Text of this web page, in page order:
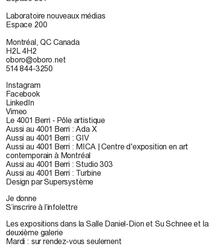
Laboratoire nouveaux médias
Espace 200
Montréal, QC Canada
H2L 4H2
oboro@oboro.net
514 844-3250
Instagram
Facebook
LinkedIn
Vimeo
Le 4001 Berri - Pôle artistique
Aussi au 4001 Berri : Ada X
Aussi au 4001 Berri : GIV
Aussi au 4001 Berri : MICA | Centre d'exposition en art
contemporain à Montréal
Aussi au 4001 Berri : Studio 303
Aussi au 4001 Berri : Turbine
Design par Supersystème
Je donne
S’inscrire à l’infolettre
Les expositions dans la Salle Daniel-Dion et Su Schnee et la
deuxième galerie
Mardi : sur rendez-vous seulement